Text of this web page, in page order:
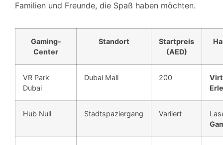
Familien und Freunde, die Spaß haben möchten.
Gaming-
Center
Standort
Startpreis
(AED)
VR Park
Dubai
Dubai Mall 200
Hub Null Stadtspaziergang Variiert